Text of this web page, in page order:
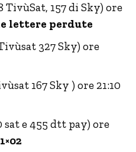
TivùSat, 157 di Sky) ore
lettere perdute
327 Sky) ore
167 Sky ) ore 21:10
sat e 455 dtt pay) ore